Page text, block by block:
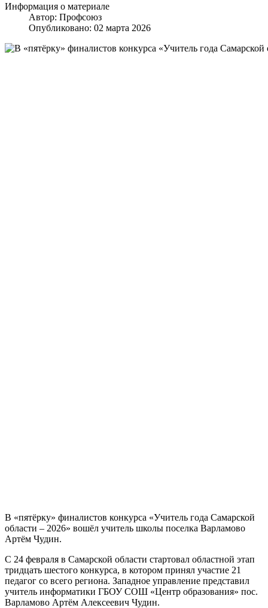
Информация о материале
Автор: Профсоюз
Опубликовано: 02 марта 2026
В «пятёрку» финалистов конкурса «Учитель года Самарской
области – 2026» вошёл учитель школы поселка Варламово
Артём Чудин.
С 24 февраля в Самарской области стартовал областной этап
тридцать шестого конкурса, в котором принял участие 21
педагог со всего региона. Западное управление представил
учитель информатики ГБОУ СОШ «Центр образования» пос.
Варламово Артём Алексеевич Чудин.